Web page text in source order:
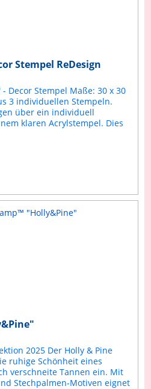
Stempel ReDesign
Decor Stempel Maße: 30 x 30
3 individuellen Stempeln.
über ein individuell
klaren Acrylstempel. Dies
2025 Der Holly & Pine
ruhige Schönheit eines
verschneite Tannen ein. Mit
Stechpalmen-Motiven eignet